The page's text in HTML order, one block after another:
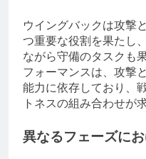
ウイングバックは攻撃
つ重要な役割を果たし
ながら守備のタスクも
フォーマンスは、攻撃
能力に依存しており、
トネスの組み合わせが
異なるフェーズに